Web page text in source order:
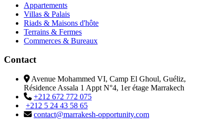
Appartements
Villas & Palais
Riads & Maisons d'hôte
Terrains & Fermes
Commerces & Bureaux
Contact
Avenue Mohammed VI, Camp El Ghoul, Guéliz,
Résidence Assala 1 Appt N°4, 1er étage Marrakech
+212 672 772 075
+212 5 24 43 58 65
contact@marrakesh-opportunity.com